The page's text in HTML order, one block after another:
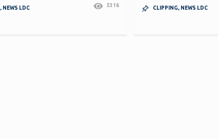
, NEWS LDC 5316 CLIPPING, NEWS LDC